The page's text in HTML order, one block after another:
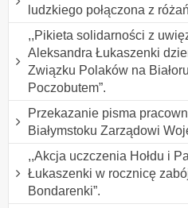
ludzkiego połączona z
,,Pikieta solidarności z
Aleksandra Łukaszenki
Związku Polaków na
Poczobutem”.
Przekazanie pisma
Białymstoku Zarządowi
,,Akcja uczczenia Hołdu i
Łukaszenki w rocznicę
Bondarenki”.